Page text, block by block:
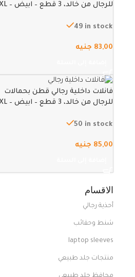
للرجال من خالد، 3 قطع – ابيض – XXL
49 in stock
83,00 جنيه
فانلات داخلية رجالي قطن بحمالات
للرجال من خالد، 3 قطع – ابيض – 3XL
50 in stock
85,00 جنيه
الاقسام
أحذية رجالي
شنط وحقائب
laptop sleeves
منتجات جلد طبيعي